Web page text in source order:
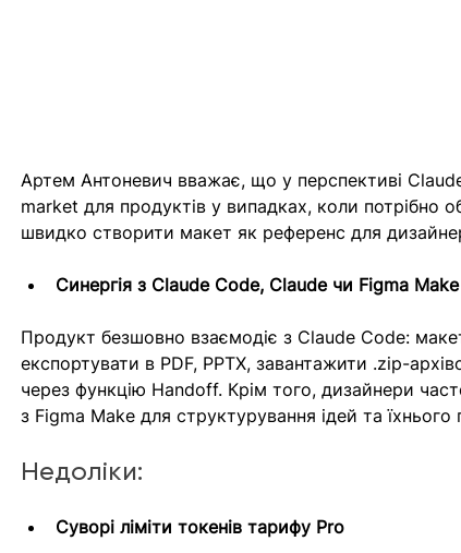
Артем Антоневич вважає, що у перспективі
market для продуктів у випадках, коли потрібно
швидко створити макет як референс для
Синергія з Claude Code, Claude чи Figma Make
Продукт безшовно взаємодіє з Claude Code:
експортувати в PDF, PPTX, завантажити .zip-
через функцію Handoff. Крім того, дизайнери
з Figma Make для структурування ідей та їхнього
Недоліки:
Суворі ліміти токенів тарифу Pro